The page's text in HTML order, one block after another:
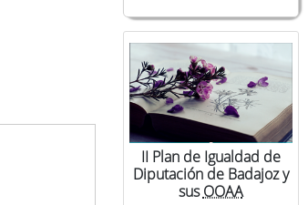
II Plan de Igualdad de
Diputación de Badajoz y
susOOAA